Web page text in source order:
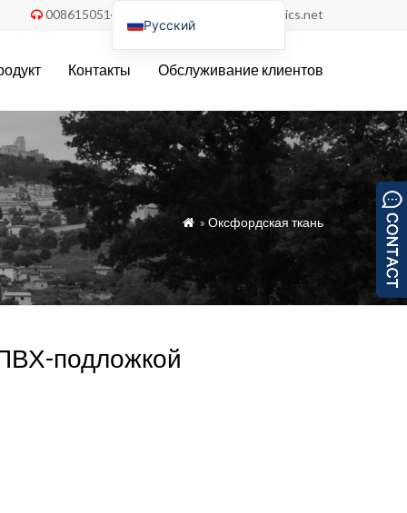
 008615051486055 order@china-fabrics.net
Контакты Обслуживание клиентов
 » Оксфордская ткань
подложкой
Русский
Deutsch
Français
Italiano
Español
Português do Brasil
Türkçe
Tiếng Việt
Bahasa Indonesia